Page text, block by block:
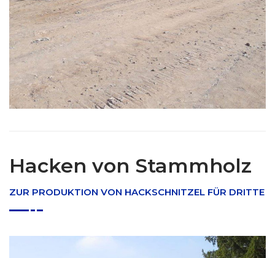
Hacken von Stammholz
ZUR PRODUKTION VON HACKSCHNITZEL FÜR DRITTE